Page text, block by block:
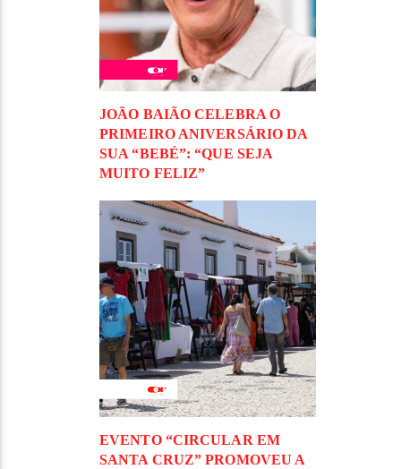
JOÃO BAIÃO CELEBRA O
PRIMEIRO ANIVERSÁRIO DA
SUA “BEBÉ”: “QUE SEJA
MUITO FELIZ”
EVENTO “CIRCULAR EM
SANTA CRUZ” PROMOVEU A